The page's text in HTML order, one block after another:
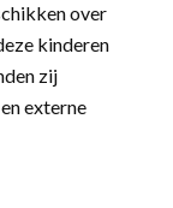
over
kinderen
zij
externe